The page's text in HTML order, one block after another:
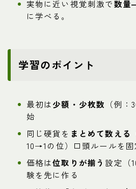
実物に近い視覚刺激で数量
に学べる。
学習のポイント
最初は少額・少枚数 （例
始
同じ硬貨を まとめて数える
10→1の位）口頭ルールを固
価格は位取りが揃う 設定（
験を先に作る